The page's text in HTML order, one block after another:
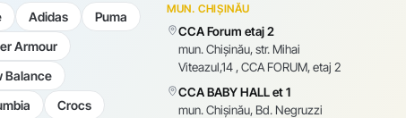
Adidas
Puma
Armour
Balance
Crocs
MUN. CHIȘINĂU
CCA Forum etaj 2
mun. Chişinău, str. Mihai
Viteazul,14 , CCA FORUM, etaj 2
CCA BABY HALL et 1
mun. Chişinău, Bd. Negruzzi